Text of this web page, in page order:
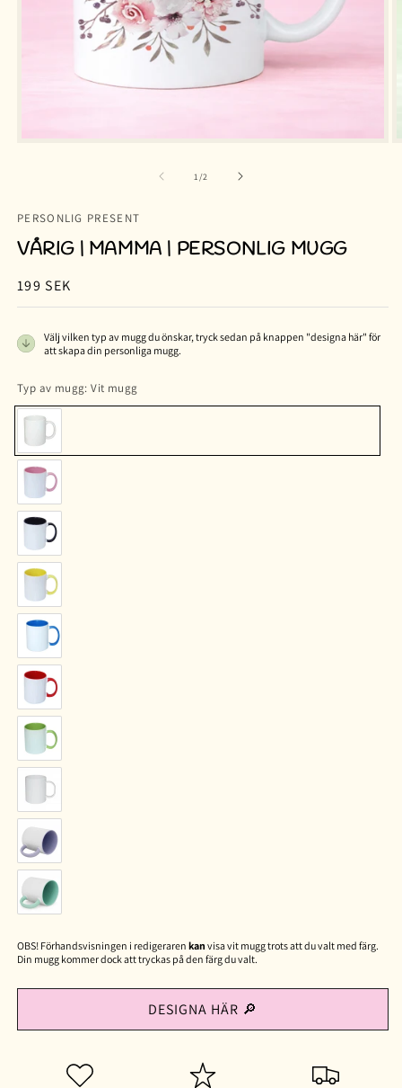
1/av2
PERSONLIG PRESENT
VÅRIG | MAMMA | PERSONLIG MUGG
Ordinarie
pris
199 SEK
Välj vilken typ av mugg du önskar, tryck sedan på knappen "designa här" för
att skapa din personliga mugg.
Typ av mugg:Vit mugg
Vit
mugg
Rosa/vit
Svart/vit
Gul/vit
Blå/vit
Röd/vit
Grön/vit
Okrossbar
plastmugg
Lila/vit
OBS! Förhandsvisningen i redigeraren kan visa vit mugg trots att du valt med färg.
Din mugg kommer dock att tryckas på den färg du valt.
DESIGNA HÄR 🔎